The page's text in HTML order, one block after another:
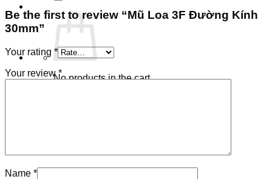
No products in the cart.
Be the first to review “Mũ Loa 3F Đường Kính
30mm”
Your rating *
Your review*
Name *